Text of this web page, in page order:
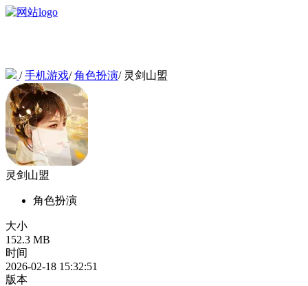
/手机游戏/角色扮演/ 灵剑山盟
灵剑山盟
角色扮演
大小
152.3 MB
时间
2026-02-18 15:32:51
版本